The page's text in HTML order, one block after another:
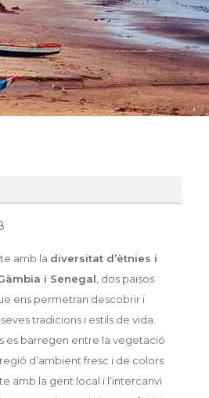
amb la diversitat d’ètnies i
i Senegal , dos països
ens permetran descobrir i
tradicions i estils de vida.
es barregen entre la vegetació
d’ambient fresc i de colors
amb la gent local i l’intercanvi